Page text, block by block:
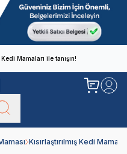
Mamaları ile tanışın!
Kısırlaştırılmış Kedi Maması